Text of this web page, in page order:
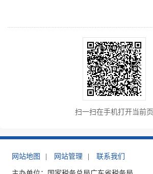
扫一扫在手机打开当前页
网站地图 网站管理 联系我们